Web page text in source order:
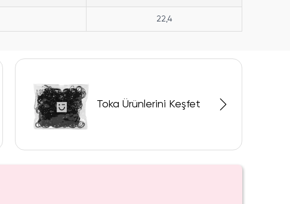
22,4
Toka Ürünlerini Keşfet